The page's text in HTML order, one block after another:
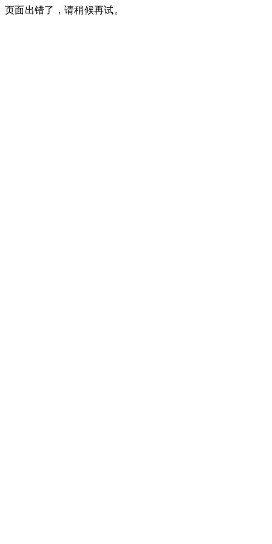
页面出错了，请稍候再试。